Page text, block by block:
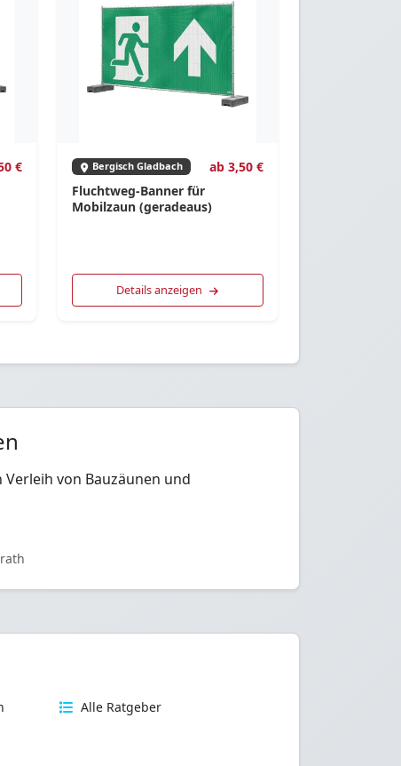
€
Bergisch Gladbach
ab 3,50 €
Fluchtweg-Banner für
Mobilzaun (geradeaus)
Details anzeigen
von Bauzäunen und
Alle Ratgeber